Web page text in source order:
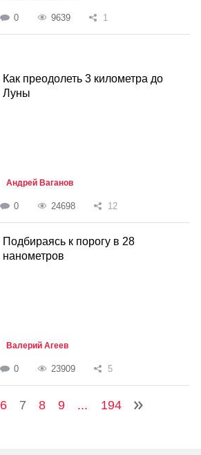
0 9639 1
Как преодолеть 3 километра до
Луны
Андрей Ваганов
0 24698 12
Подбираясь к порогу в 28
нанометров
Валерий Агеев
0 23909 5
6 7 8 9 ... 194